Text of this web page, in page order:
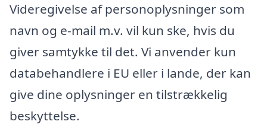
Videregivelse af personoplysninger som
navn og e-mail m.v. vil kun ske, hvis du
giver samtykke til det. Vi anvender kun
databehandlere i EU eller i lande, der kan
give dine oplysninger en tilstrækkelig
beskyttelse.